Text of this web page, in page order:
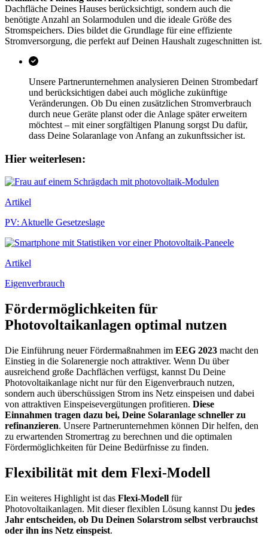
Dachfläche Deines Hauses berücksichtigt, sondern auch die
benötigte Anzahl an Solarmodulen und die ideale Größe des
Stromspeichers. Dies bildet die Grundlage für eine effiziente
Stromversorgung, die perfekt auf Deinen Haushalt zugeschnitten ist.
Unsere Partnerunternehmen analysieren Deinen Strombedarf
und berücksichtigen dabei auch mögliche zukünftige
Veränderungen. Ob Du einen zusätzlichen Stromverbrauch
durch neue Geräte planst oder die Anlage später erweitern
möchtest – mit einer sorgfältigen Planung sorgst Du dafür,
dass Deine Solaranlage von Anfang an zukunftssicher ist.
Hier weiterlesen:
Artikel
PV: Aktuelle Gesetzeslage
Artikel
Eigenverbrauch
Fördermöglichkeiten für
Photovoltaikanlagen optimal nutzen
Die Einführung neuer Fördermaßnahmen im EEG 2023 macht den
Einstieg in die Solarenergie noch attraktiver. Wenn Du über
ausreichend große Dachflächen verfügst, kannst Du Deine
Photovoltaikanlage nicht nur für den Eigenverbrauch nutzen,
sondern auch überschüssigen Strom ins Netz einspeisen und dabei
von attraktiven Einspeisevergütungen profitieren. Diese
Einnahmen tragen dazu bei, Deine Solaranlage schneller zu
refinanzieren. Unsere Partnerunternehmen können Dir helfen, den
zu erwartenden Stromertrag zu berechnen und die optimalen
Fördermöglichkeiten für Deine Bedürfnisse zu finden.
Flexibilität mit dem Flexi-Modell
Ein weiteres Highlight ist das Flexi-Modell für
Photovoltaikanlagen. Mit dieser flexiblen Lösung kannst Du jedes
Jahr entscheiden, ob Du Deinen Solarstrom selbst verbrauchst
oder ihn ins Netz einspeist.